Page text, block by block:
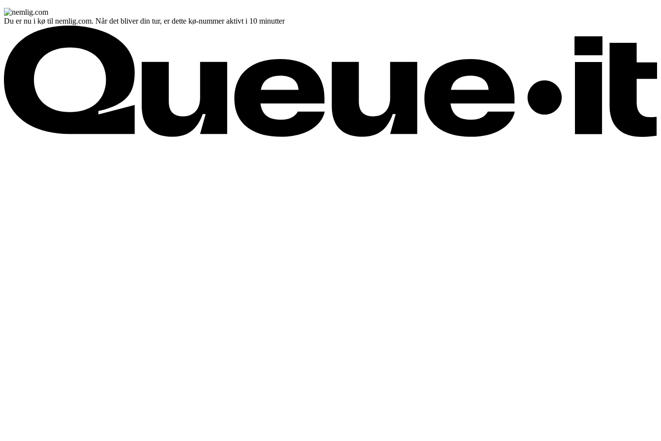
Du er nu i kø til nemlig.com. Når det bliver din tur, er dette kø-nummer aktivt i 10 minutter